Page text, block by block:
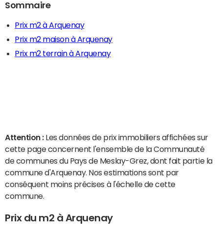
Sommaire
Prix m2 à Arquenay
Prix m2 maison à Arquenay
Prix m2 terrain à Arquenay
Attention : Les données de prix immobiliers affichées sur
cette page concernent l'ensemble de la Communauté
de communes du Pays de Meslay-Grez, dont fait partie la
commune d'Arquenay. Nos estimations sont par
conséquent moins précises à l'échelle de cette
commune.
Prix du m2 à Arquenay